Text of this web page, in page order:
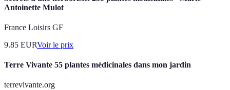
Antoinette Mulot
France Loisirs GF
9.85 EURVoir le prix
Terre Vivante 55 plantes médicinales dans mon jardin
terrevivante.org